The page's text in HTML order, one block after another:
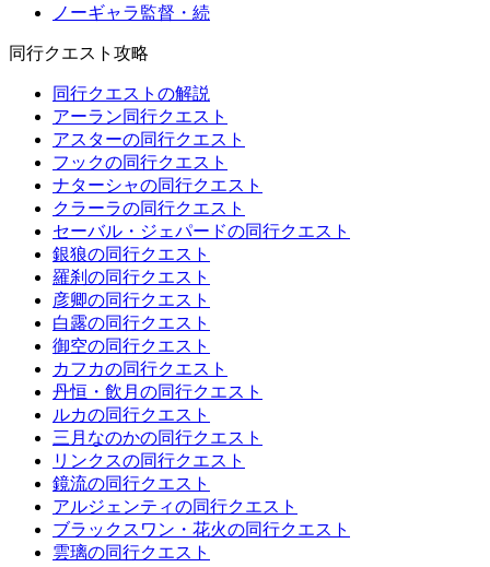
ノーギャラ監督・続
同行クエスト攻略
同行クエストの解説
アーラン同行クエスト
アスターの同行クエスト
フックの同行クエスト
ナターシャの同行クエスト
クラーラの同行クエスト
セーバル・ジェパードの同行クエスト
銀狼の同行クエスト
羅刹の同行クエスト
彦卿の同行クエスト
白露の同行クエスト
御空の同行クエスト
カフカの同行クエスト
丹恒・飲月の同行クエスト
ルカの同行クエスト
三月なのかの同行クエスト
リンクスの同行クエスト
鏡流の同行クエスト
アルジェンティの同行クエスト
ブラックスワン・花火の同行クエスト
雲璃の同行クエスト